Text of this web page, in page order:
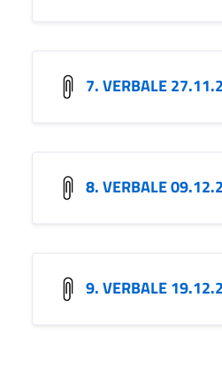
7. VERBALE
8. VERBALE
9. VERBALE